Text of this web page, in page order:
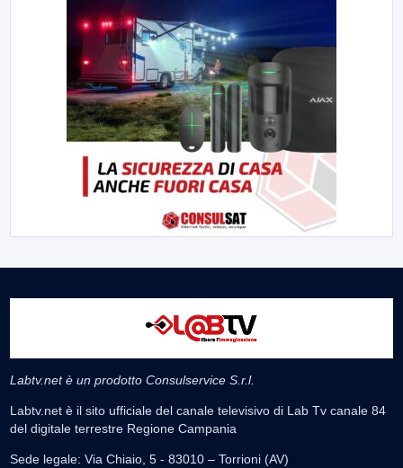
Labtv.net è un prodotto Consulservice S.r.l.
Labtv.net è il sito ufficiale del canale televisivo di Lab Tv canale 84
del digitale terrestre Regione Campania
Sede legale: Via Chiaio, 5 - 83010 – Torrioni (AV)